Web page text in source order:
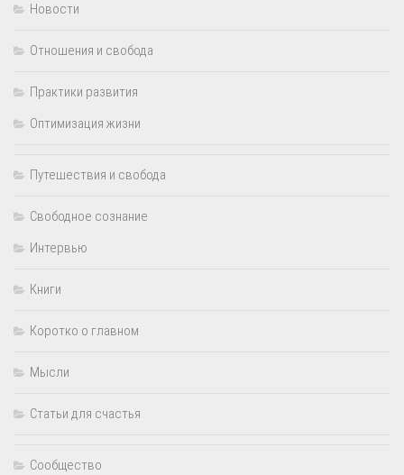
Новости
Отношения и свобода
Практики развития
Оптимизация жизни
Путешествия и свобода
Свободное сознание
Интервью
Книги
Коротко о главном
Мысли
Статьи для счастья
Сообщество